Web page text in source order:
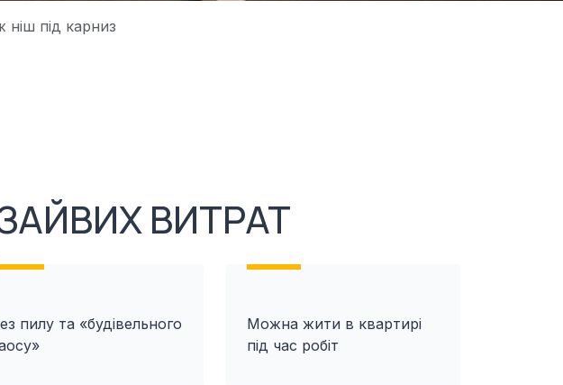
під карниз
ВИТРАТ
пилу та «будівельного
Можна жити в квартирі
під час робіт